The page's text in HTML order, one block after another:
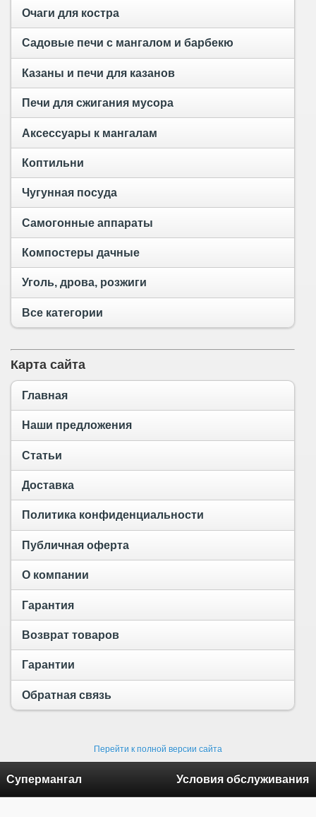
Очаги для костра
Садовые печи с мангалом и барбекю
Казаны и печи для казанов
Печи для сжигания мусора
Аксессуары к мангалам
Коптильни
Чугунная посуда
Самогонные аппараты
Компостеры дачные
Уголь, дрова, розжиги
Все категории
Карта сайта
Главная
Наши предложения
Статьи
Доставка
Политика конфиденциальности
Публичная оферта
О компании
Гарантия
Возврат товаров
Гарантии
Обратная связь
Перейти к полной версии сайта
Супермангал Условия обслуживания